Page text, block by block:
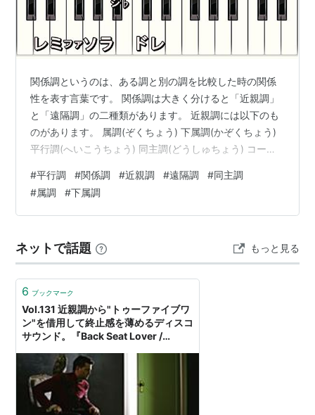
関係調というのは、ある調と別の調を比較した時の関係
性を表す言葉です。 関係調は大きく分けると「近親調」
と「遠隔調」の二種類があります。 近親調には以下のも
のがあります。 属調(ぞくちょう) 下属調(かぞくちょう)
平行調(へいこうちょう) 同主調(どうしゅちょう) コード
ックコードを借用和音として使用したりします。 ただ、
平行調と言うのは、同じ音を使う長調と短調の関係性に
なっているので、同じコードを使ってコード進行を作る
う特定の音と同じ音を使う短調、または、ある短調で使
う特定の音と同じ音を使…
#平行調 #関係調 #近親調 #遠隔調 #同主調
#属調 #下属調
ネットで話題 もっと見る
6 ブックマーク
Vol.131 近親調から"トゥーファイブワ
ン"を借用して終止感を薄めるディスコ
サウンド。『Back Seat Lover /